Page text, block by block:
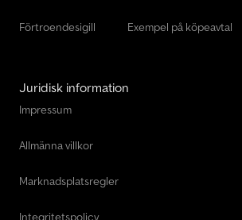
Förtroendesigill Exempel på köpeavtal
Juridisk information
Impressum
Allmänna villkor
Marknadsplatsregler